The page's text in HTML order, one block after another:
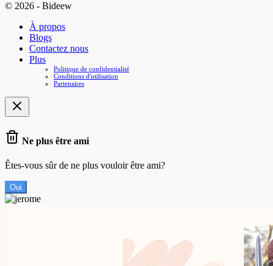
© 2026 - Bideew
À propos
Blogs
Contactez nous
Plus
Politique de confidentialité
Conditions d'utilisation
Partenaires
Ne plus être ami
Êtes-vous sûr de ne plus vouloir être ami?
Oui